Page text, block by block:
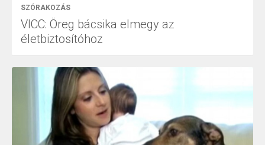
SZÓRAKOZÁS
VICC: Öreg bácsika elmegy az
életbiztosítóhoz